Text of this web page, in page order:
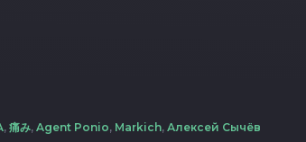
, 痛み, Agent Ponio, Markich, Алексей Сычёв